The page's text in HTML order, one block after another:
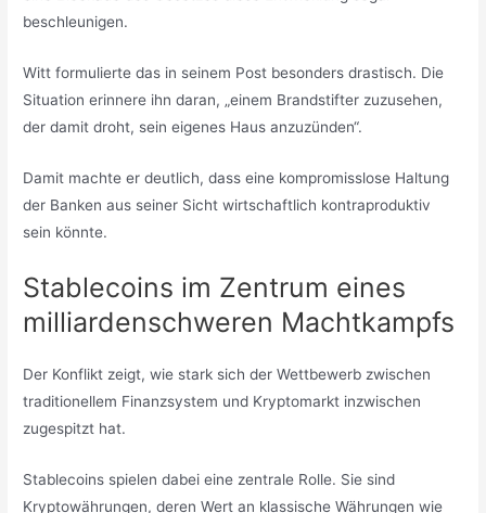
beschleunigen.
Witt formulierte das in seinem Post besonders drastisch. Die
Situation erinnere ihn daran, „einem Brandstifter zuzusehen,
der damit droht, sein eigenes Haus anzuzünden“.
Damit machte er deutlich, dass eine kompromisslose Haltung
der Banken aus seiner Sicht wirtschaftlich kontraproduktiv
sein könnte.
Stablecoins im Zentrum eines
milliardenschweren Machtkampfs
Der Konflikt zeigt, wie stark sich der Wettbewerb zwischen
traditionellem Finanzsystem und Kryptomarkt inzwischen
zugespitzt hat.
Stablecoins spielen dabei eine zentrale Rolle. Sie sind
Kryptowährungen, deren Wert an klassische Währungen wie